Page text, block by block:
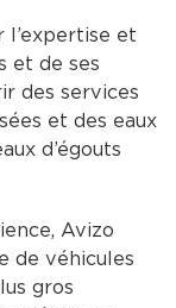
l’expertise et
et de ses
des services
et des eaux
d’égouts
Avizo
de véhicules
gros